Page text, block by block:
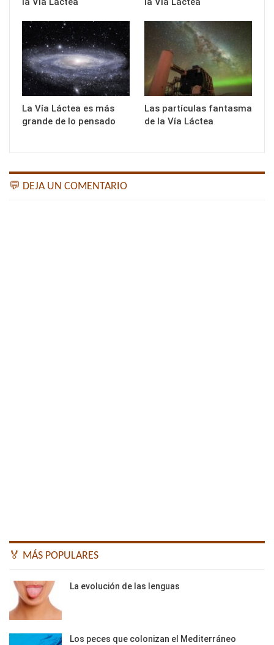
La Vía Láctea es más
grande de lo pensado
Las partículas fantasma
de la Vía Láctea
💬 DEJA UN COMENTARIO
🏅 MÁS POPULARES
La evolución de las lenguas
Los peces que colonizan el Mediterráneo